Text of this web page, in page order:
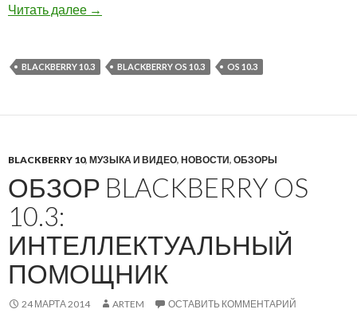
Читать далее Обзор BlackBerry OS 10.3: Медиаплеер
→
BLACKBERRY 10.3 BLACKBERRY OS 10.3 OS 10.3
BLACKBERRY 10, МУЗЫКА И ВИДЕО, НОВОСТИ, ОБЗОРЫ
ОБЗОР BLACKBERRY OS
10.3:
ИНТЕЛЛЕКТУАЛЬНЫЙ
ПОМОЩНИК
24 МАРТА 2014 ARTEM ОСТАВИТЬ КОММЕНТАРИЙ